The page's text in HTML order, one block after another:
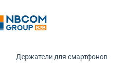
Держатели для смартфонов